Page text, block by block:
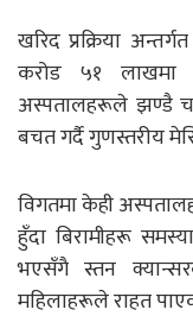
खरिद प्रक्रिया
करोड ५१ लाखमा
अस्पतालहरूले झण्डै
बचत गर्दै गुणस्तरीय
विगतमा केही
हुँदा बिरामीहरू
भएसँगै स्तन
महिलाहरूले राहत